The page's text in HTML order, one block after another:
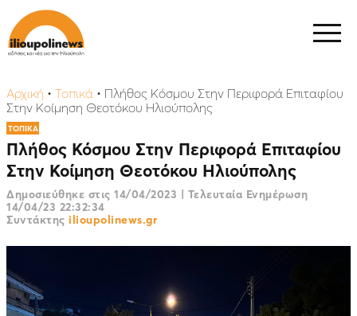
Αρχική • Τοπικά • Πλήθος Κόσμου Στην Περιφορά Επιταφίου
Στην Κοίμηση Θεοτόκου Ηλιούπολης
ΤΟΠΙΚΑ
Πλήθος Κόσμου Στην Περιφορά Επιταφίου
Στην Κοίμηση Θεοτόκου Ηλιούπολης
Δημοσιεύθηκε στις 14/04/2023 | Τελευταία Ενημέρωση
14/04/23 22:32:34
Συντάκτης ilioupolinews.gr